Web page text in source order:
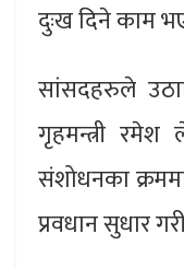
दुःख दिने काम
सांसदहरुले
गृहमन्त्री रमेश
संशोधनका
प्रवधान सुधार